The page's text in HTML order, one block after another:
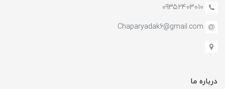
09352403010
Chaparyadak6@gmail.com
درباره ما